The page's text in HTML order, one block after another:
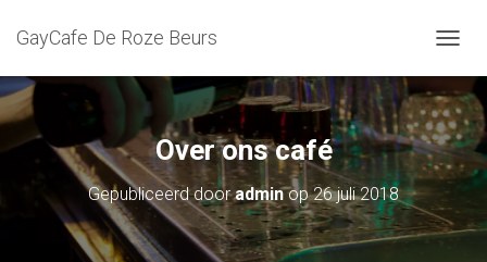
GayCafe De Roze Beurs
O
G
G
L
N
V
Over ons café
Gepubliceerd dooradminop26 juli 2018